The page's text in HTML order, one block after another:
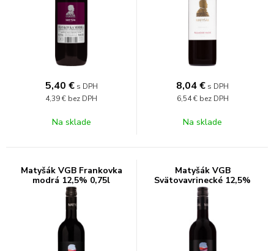
5,40 € s DPH
4,39 € bez DPH
Na sklade
8,04€ s DPH
6,54 € bez DPH
Na sklade
Matyšák VGB Frankovka
modrá 12,5% 0,75l
Matyšák VGB
Svätovavrinecké 12,5%
0,75l